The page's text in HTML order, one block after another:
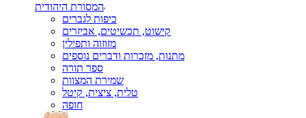
המסורת היהודית
כיפות לגברים
קישוט, תכשיטים, אביזרים
מזוזוה ותפילין
מתנות, מזכרות ודברים נוספים
ספר תורה
שמירת המצוות
טלית, ציצית, קיטל